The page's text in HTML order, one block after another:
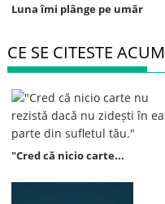
Luna îmi plânge pe umăr
CE SE CITESTE ACUM
"Cred că nicio carte...